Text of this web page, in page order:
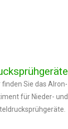
finden Sie das Alron-
für Nieder- und